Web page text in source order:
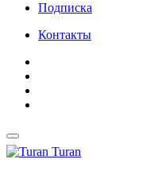
Подписка
Контакты
Turan